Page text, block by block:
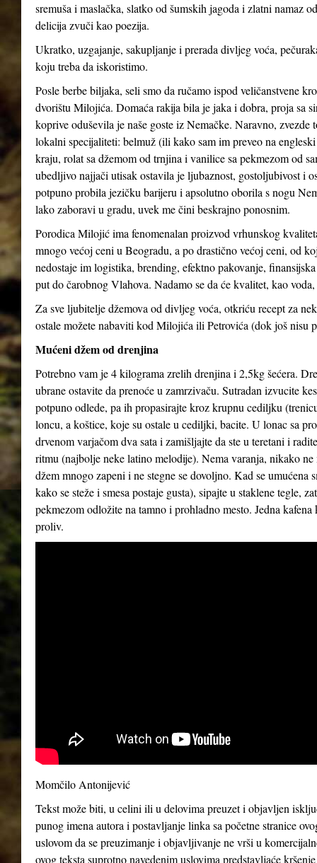
sremuša i maslačka, slatko od šumskih jagoda i zlatni namaz
delicija zvuči kao poezija.
Ukratko, uzgajanje, sakupljanje i prerada divljeg voća,
koju treba da iskoristimo.
Posle berbe biljaka, seli smo da ručamo ispod veličanstvene
dvorištu Milojića. Domaća rakija bila je jaka i dobra, proja sa
koprive oduševila je naše goste iz Nemačke. Naravno,
lokalni specijaliteti: belmuž (ili kako sam im preveo na
kraju, rolat sa džemom od trnjina i vanilice sa pekmezom od
ubedljivo najjači utisak ostavila je ljubaznost, gostoljubivost i
potpuno probila jezičku barijeru i apsolutno oborila s nogu
lako zaboravi u gradu, uvek me čini beskrajno ponosnim.
Porodica Milojić ima fenomenalan proizvod vrhunskog
mnogo većoj ceni u Beogradu, a po drastično većoj ceni, od
nedostaje im logistika, brending, efektno pakovanje,
put do čarobnog Vlahova. Nadamo se da će kvalitet, kao
Za sve ljubitelje džemova od divljeg voća, otkriću recept za
ostale možete nabaviti kod Milojića ili Petrovića (dok još nisu
Mućeni džem od drenjina
Potrebno vam je 4 kilograma zrelih drenjina i 2,5kg šećera.
ubrane ostavite da prenoće u zamrzivaču. Sutradan izvucite
potpuno odlede, pa ih propasirajte kroz krupnu cediljku
loncu, a koštice, koje su ostale u cediljki, bacite. U lonac sa
drvenom varjačom dva sata i zamišljajte da ste u teretani i
ritmu (najbolje neke latino melodije). Nema varanja, nikako
džem mnogo zapeni i ne stegne se dovoljno. Kad se umućena
kako se steže i smesa postaje gusta), sipajte u staklene tegle,
pekmezom odložite na tamno i prohladno mesto. Jedna
proliv.
Momčilo Antonijević
Tekst može biti, u celini ili u delovima preuzet i objavljen
punog imena autora i postavljanje linka sa početne stranice
uslovom da se preuzimanje i objavljivanje ne vrši u
ovog teksta suprotno navedenim uslovima predstavljaće